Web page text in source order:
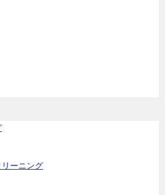
リーニング